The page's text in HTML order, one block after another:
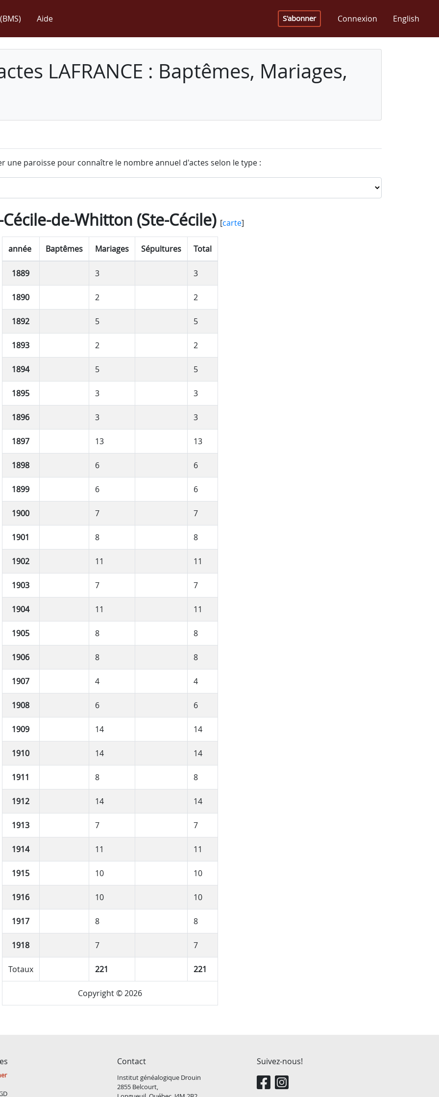
Aide S'abonner Connexion English
LAFRANCE : Baptêmes, Mariages,
une paroisse pour connaître le nombre annuel d'actes selon le type :
de-Whitton (Ste-Cécile)[carte]
année Baptêmes Mariages Sépultures Total
1889 3 3
1890 2 2
1892 5 5
1893 2 2
1894 5 5
1895 3 3
1896 3 3
1897 13 13
1898 6 6
1899 6 6
1900 7 7
1901 8 8
1902 11 11
1903 7 7
1904 11 11
1905 8 8
1906 8 8
1907 4 4
1908 6 6
1909 14 14
1910 14 14
1911 8 8
1912 14 14
1913 7 7
1914 11 11
1915 10 10
1916 10 10
1917 8 8
1918 7 7
Totaux 221 221
Copyright © 2026
Contact
Institut généalogique Drouin
2855 Belcourt,
Suivez-nous!